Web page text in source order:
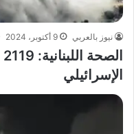
نيوز بالعربي 9 أكتوبر، 2024
الإسرائيلي